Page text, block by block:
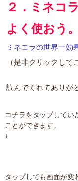
２．ミネコ
よく使おう。
ミネコラの世界一効
（是非クリックして
読んでくれてありが
コチラをタップしてい
ことができます。
↓
タップしても画面が変